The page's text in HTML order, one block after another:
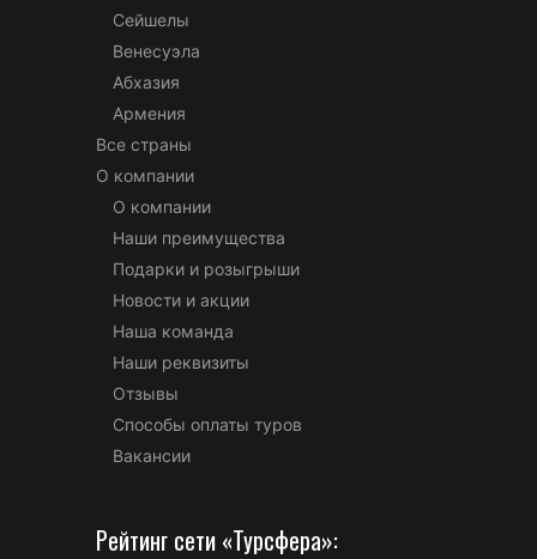
Сейшелы
Венесуэла
Абхазия
Армения
Все страны
О компании
О компании
Наши преимущества
Подарки и розыгрыши
Новости и акции
Наша команда
Наши реквизиты
Отзывы
Способы оплаты туров
Вакансии
Рейтинг сети «Турсфера»: